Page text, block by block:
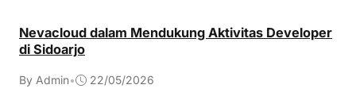
Nevacloud dalam Mendukung Aktivitas Developer
di Sidoarjo
By Admin• 22/05/2026